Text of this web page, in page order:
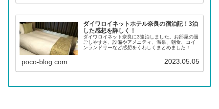
ダイワロイネットホテル奈良の宿泊記！3泊
した感想を詳しく！
ダイワロイネット奈良に3連泊しました。お部屋の過
ごしやすさ、設備やアメニティ、温泉、朝食、コイ
ンランドリーなど感想をくわしくまとめました！
poco-blog.com 2023.05.05